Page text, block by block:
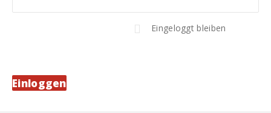
Eingeloggt bleiben